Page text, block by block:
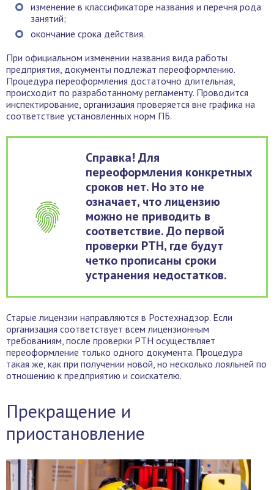
изменение в классификаторе названия и перечня рода
занятий;
окончание срока действия.
При официальном изменении названия вида работы
предприятия, документы подлежат переоформлению.
Процедура переоформления достаточно длительная,
происходит по разработанному регламенту. Проводится
инспектирование, организация проверяется вне графика на
соответствие установленных норм ПБ.
Справка! Для
переоформления конкретных
сроков нет. Но это не
означает, что лицензию
можно не приводить в
соответствие. До первой
проверки РТН, где будут
четко прописаны сроки
устранения недостатков.
Старые лицензии направляются в Ростехнадзор. Если
организация соответствует всем лицензионным
требованиям, после проверки РТН осуществляет
переоформление только одного документа. Процедура
такая же, как при получении новой, но несколько лояльней по
отношению к предприятию и соискателю.
Прекращение и
приостановление